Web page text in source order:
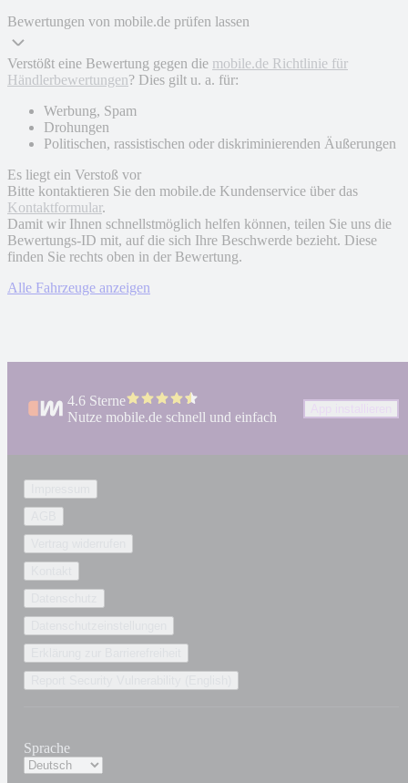
Bewertungen von mobile.de prüfen lassen
Verstößt eine Bewertung gegen die mobile.de Richtlinie für
Händlerbewertungen? Dies gilt u. a. für:
Werbung, Spam
Drohungen
Politischen, rassistischen oder diskriminierenden Äußerungen
Es liegt ein Verstoß vor
Bitte kontaktieren Sie den mobile.de Kundenservice über das
Kontaktformular.
Damit wir Ihnen schnellstmöglich helfen können, teilen Sie uns die
Bewertungs-ID mit, auf die sich Ihre Beschwerde bezieht. Diese
finden Sie rechts oben in der Bewertung.
Alle Fahrzeuge anzeigen
4.6 Sterne
Nutze mobile.de schnell und einfach
Sprache